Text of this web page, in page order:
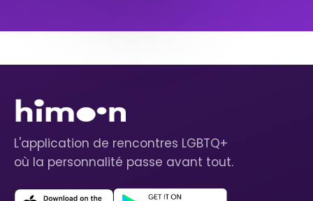
L'application de rencontres LGBTQ+
où la personnalité passe avant tout.